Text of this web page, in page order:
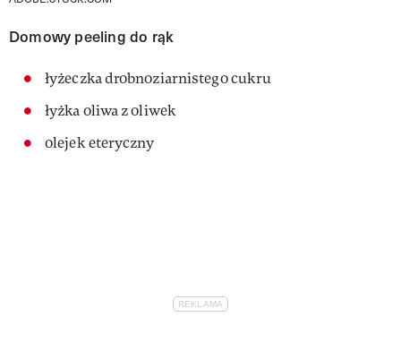
Domowy peeling do rąk
łyżeczka drobnoziarnistego cukru
łyżka oliwa z oliwek
olejek eteryczny